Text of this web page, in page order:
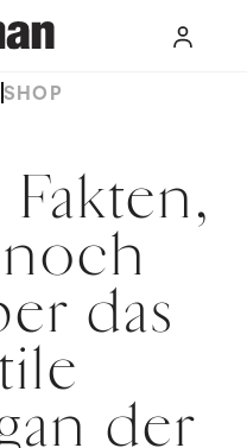
SHOP
das
der